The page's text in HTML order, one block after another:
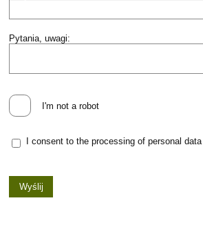
Pytania, uwagi:
I'm not a robot
I consent to the processing of personal data